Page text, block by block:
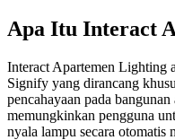
Apa Itu Interact
Interact Apartemen Lighting
Signify yang dirancang
pencahayaan pada
memungkinkan pengguna
nyala lampu secara otomatis